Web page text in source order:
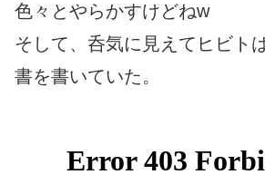
色々とやらかすけどねw
そして、呑気に見えてヒビト
書を書いていた。